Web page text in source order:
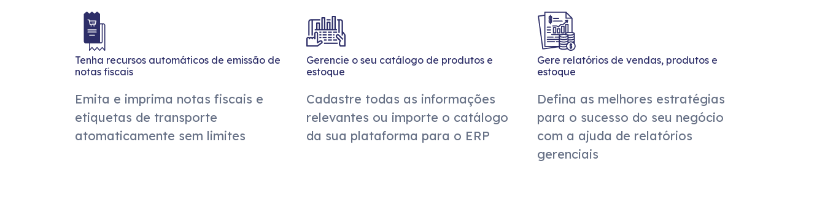
Tenha recursos automáticos de emissão de
notas fiscais
Emita e imprima notas fiscais e
etiquetas de transporte
atomaticamente sem limites
Gerencie o seu catálogo de produtos e
estoque
Cadastre todas as informações
relevantes ou importe o catálogo
da sua plataforma para o ERP
Gere relatórios de vendas, produtos e
estoque
Defina as melhores estratégias
para o sucesso do seu negócio
com a ajuda de relatórios
gerenciais